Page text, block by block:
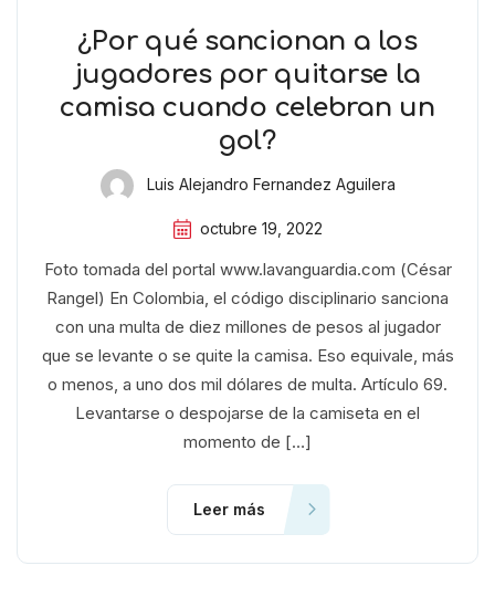
¿Por qué sancionan a los
jugadores por quitarse la
camisa cuando celebran un
gol?
Luis Alejandro Fernandez Aguilera
octubre 19, 2022
Foto tomada del portal www.lavanguardia.com (César
Rangel) En Colombia, el código disciplinario sanciona
con una multa de diez millones de pesos al jugador
que se levante o se quite la camisa. Eso equivale, más
o menos, a uno dos mil dólares de multa. Artículo 69.
Levantarse o despojarse de la camiseta en el
momento de […]
Leer más